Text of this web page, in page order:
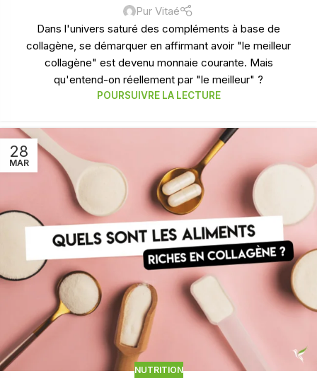
Pur Vitaé
Dans l'univers saturé des compléments à base de
collagène, se démarquer en affirmant avoir "le meilleur
collagène" est devenu monnaie courante. Mais
qu'entend-on réellement par "le meilleur" ?
POURSUIVRE LA LECTURE
28
MAR
NUTRITION